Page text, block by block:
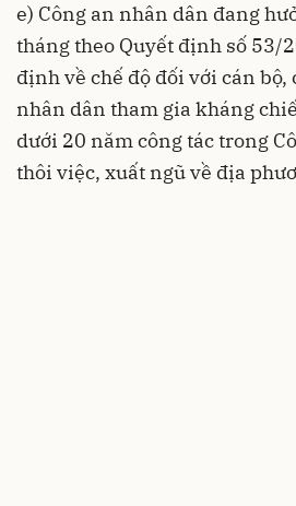
e) Công an nhân dân đang
tháng theo Quyết định số 53/
định về chế độ đối với cán bộ,
nhân dân tham gia kháng
dưới 20 năm công tác trong
thôi việc, xuất ngũ về địa